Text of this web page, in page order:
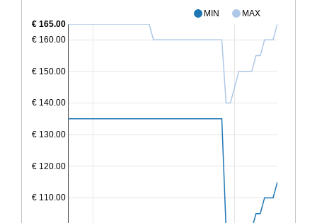
MIN MAX
€ 110.00
€ 120.00
€ 130.00
€ 140.00
€ 150.00
€ 160.00
€ 165.00